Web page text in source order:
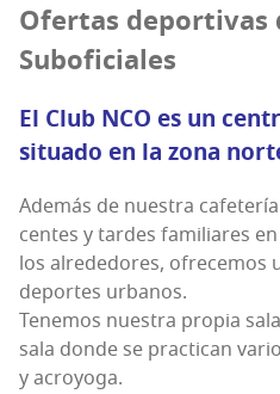
Ofer­tas depor­ti­vas
Suboficiales
El Club NCO es un
situa­do en la zona
Ade­más de nues­tra
cen­tes y tar­des fami­lia­res
los alre­de­do­res, ofre­ce­mos
depor­tes urbanos.
Tene­mos nues­tra pro­pia
sala don­de se prac­ti­can
y acroyoga.